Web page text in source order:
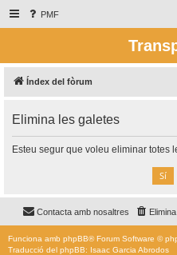
PMF
Índex del fòrum
Elimina les galetes
Esteu segur que voleu eliminar totes
Contacta amb nosaltres
Funciona amb phpBB® Forum Software ©
Traducció del phpBB: Isaac Garcia Abrodos